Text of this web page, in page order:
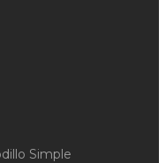
Simple